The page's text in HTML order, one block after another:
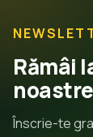
Rămâi
noastre
Înscrie-te